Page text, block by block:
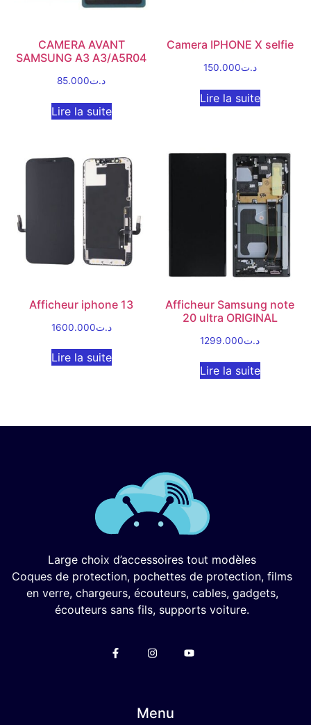
CAMERA AVANT
SAMSUNG A3 A3/A5R04
د.ت85.000
Lire la suite
Camera IPHONE X selfie
د.ت150.000
Lire la suite
Afficheur iphone 13
د.ت1600.000
Lire la suite
Afficheur Samsung note
20 ultra ORIGINAL
د.ت1299.000
Lire la suite
Large choix d’accessoires tout modèles
Coques de protection, pochettes de protection, films
en verre, chargeurs, écouteurs, cables, gadgets,
écouteurs sans fils, supports voiture.
Menu